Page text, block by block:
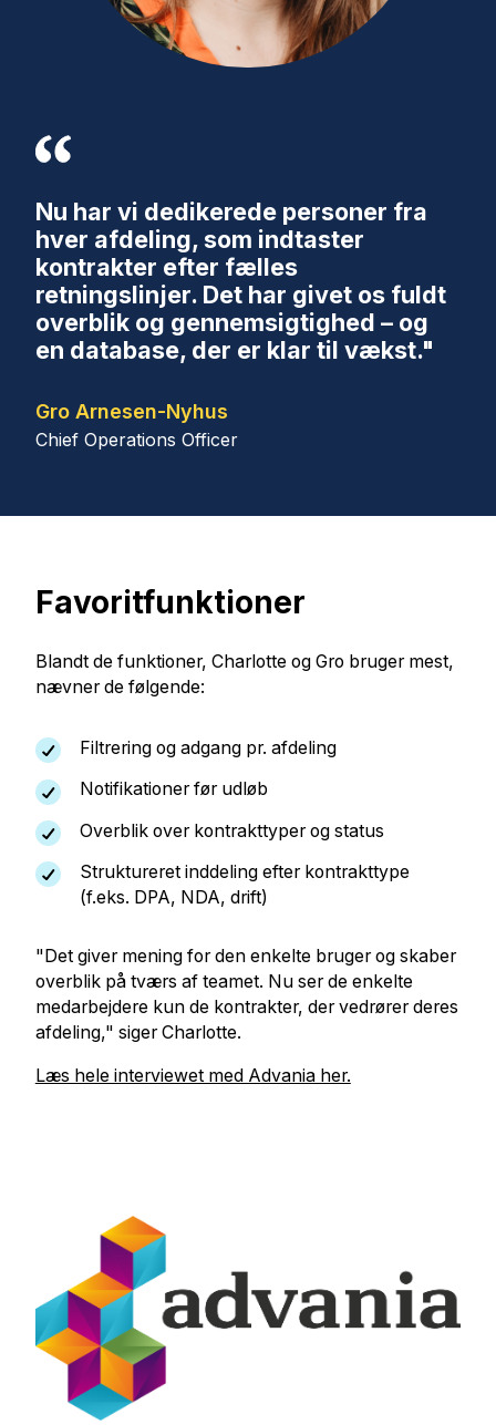
Nu har vi dedikerede personer fra
hver afdeling, som indtaster
kontrakter efter fælles
retningslinjer. Det har givet os fuldt
overblik og gennemsigtighed – og
en database, der er klar til vækst."
Gro Arnesen-Nyhus
Chief Operations Officer
Favoritfunktioner
Blandt de funktioner, Charlotte og Gro bruger mest,
nævner de følgende:
Filtrering og adgang pr. afdeling
Notifikationer før udløb
Overblik over kontrakttyper og status
Struktureret inddeling efter kontrakttype
(f.eks. DPA, NDA, drift)
"Det giver mening for den enkelte bruger og skaber
overblik på tværs af teamet. Nu ser de enkelte
medarbejdere kun de kontrakter, der vedrører deres
afdeling," siger Charlotte.
Læs hele interviewet med Advania her.